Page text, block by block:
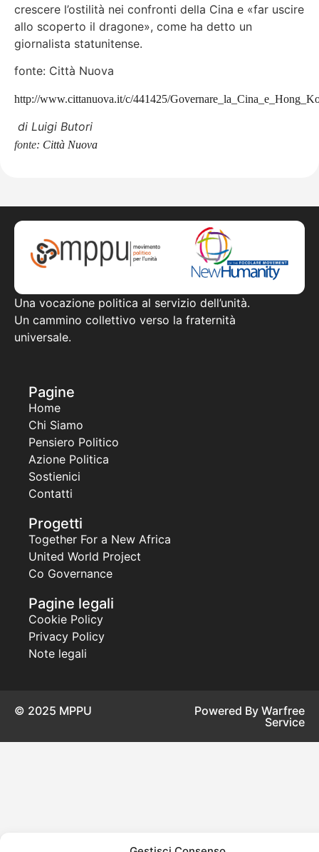
crescere l’ostilità nei confronti della Cina e «far uscire
allo scoperto il dragone», come ha detto un
giornalista statunitense.
fonte: Città Nuova
http://www.cittanuova.it/c/441425/
di Luigi Butori
fonte: Città Nuova
Una vocazione politica al servizio dell’unità.
Un cammino collettivo verso la fraternità
universale.
Pagine
Home
Chi Siamo
Pensiero Politico
Azione Politica
Sostienici
Contatti
Progetti
Together For a New Africa
United World Project
Co Governance
Pagine legali
Cookie Policy
Privacy Policy
Note legali
© 2025 MPPU
Powered By Warfree
Service